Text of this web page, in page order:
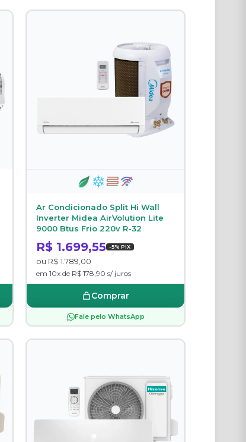
Ar Condicionado Split Hi Wall
Inverter Midea AirVolution Lite
9000 Btus Frio 220v R-32
R$ 1.699,55 -5% PIX
ou R$ 1.789,00
em 10x de R$ 178,90 s/ juros
Comprar
Fale pelo WhatsApp